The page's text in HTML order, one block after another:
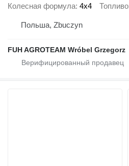
Колесная формула 4x4 Топливо
Польша, Zbuczyn
FUH AGROTEAM Wróbel Grzegorz